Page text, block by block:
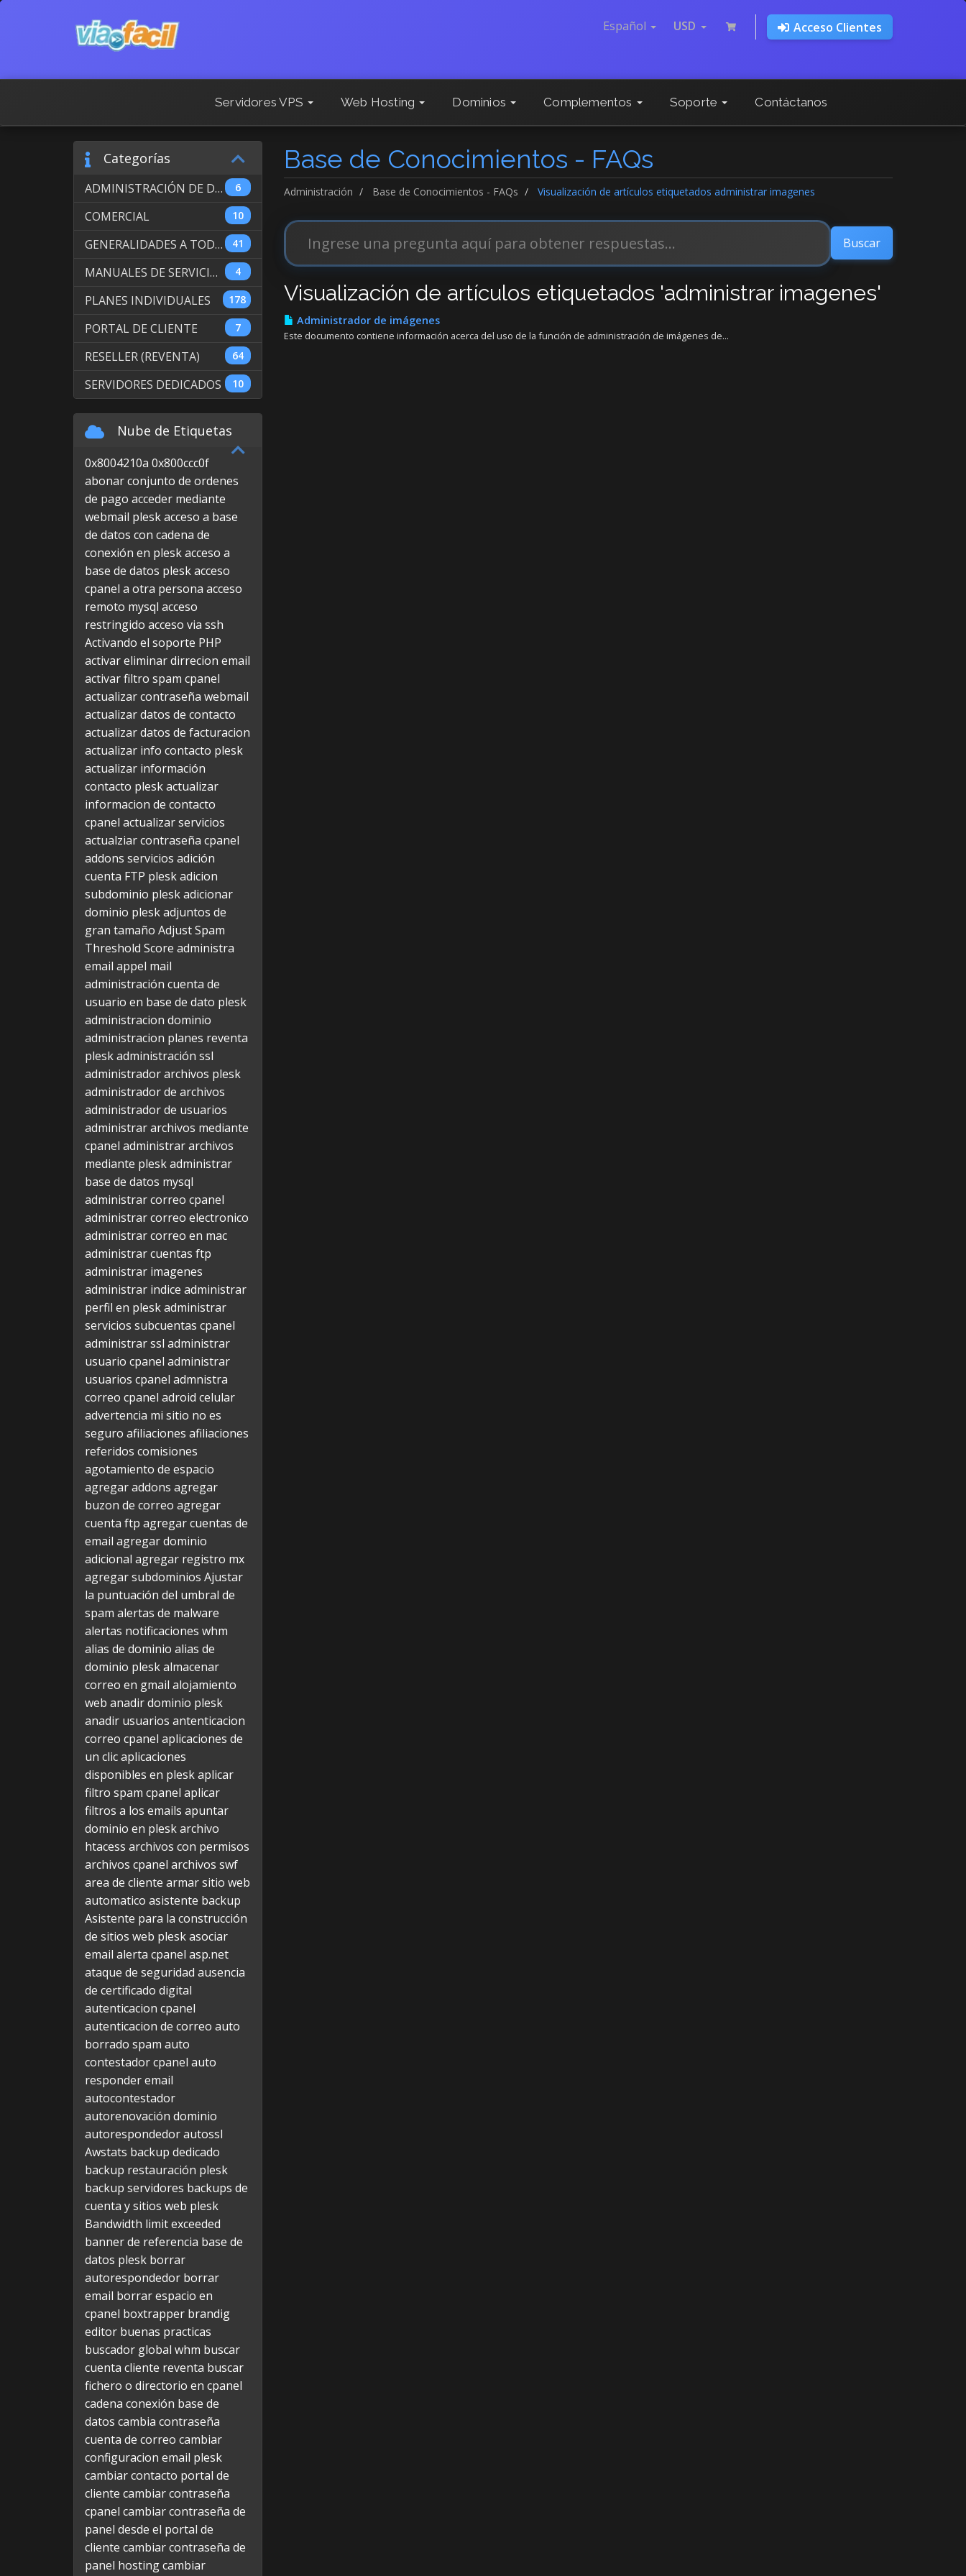
Español USD Acceso Clientes
Servidores VPS Web Hosting Dominios Complementos Soporte Contáctanos
Base de Conocimientos - FAQs
Administración Base de Conocimientos - FAQs Visualización de artículos etiquetados administrar imagenes
Categorías
6
ADMINISTRACIÓN DE DOMINIOS INTERNACIONALES
10
COMERCIAL
41
GENERALIDADES A TODOS LOS SERVICIOS
4
MANUALES DE SERVICIO DE WEB HOSTING
178
PLANES INDIVIDUALES
7
PORTAL DE CLIENTE
64
RESELLER (REVENTA)
10
SERVIDORES DEDICADOS
Visualización de artículos etiquetados 'administrar imagenes'
Administrador de imágenes
Este documento contiene información acerca del uso de la función de administración de imágenes de...
Nube de Etiquetas
0x8004210a 0x800ccc0f
abonar conjunto de ordenes
de pago acceder mediante
webmail pleskacceso a base
de datos con cadena de
conexión en pleskacceso a
base de datos pleskacceso
cpanel a otra persona acceso
remoto mysql acceso
restringido acceso via ssh
Activando el soporte PHP
activar eliminar dirrecion email
activar filtro spam cpanel
actualizar contraseña webmail
actualizar datos de contacto
actualizar datos de facturacion
actualizar info contacto plesk
actualizar información
contacto pleskactualizar
informacion de contacto
cpanel actualizar servicios
actualziar contraseña cpanel
addons servicios adición
cuenta FTP pleskadicion
subdominio pleskadicionar
dominio pleskadjuntos de
gran tamaño Adjust Spam
Threshold Score administra
email appel mail
administración cuenta de
usuario en base de dato plesk
administracion dominio
administracion planes reventa
pleskadministración ssl
administrador archivos plesk
administrador de archivos
administrador de usuarios
administrar archivos mediante
cpanel administrar archivos
mediante pleskadministrar
base de datos mysql
administrar correo cpanel
administrar correo electronico
administrar correo en mac
administrar cuentas ftp
administrar imagenes
administrar indice administrar
perfil en pleskadministrar
servicios subcuentas cpanel
administrar ssl administrar
usuario cpanel administrar
usuarios cpanel admnistra
correo cpanel adroid celular
advertencia mi sitio no es
seguro afiliaciones afiliaciones
referidos comisiones
agotamiento de espacio
agregar addons agregar
buzon de correo agregar
cuenta ftp agregar cuentas de
email agregar dominio
adicional agregar registro mx
agregar subdominios Ajustar
la puntuación del umbral de
spam alertas de malware
alertas notificaciones whm
alias de dominio alias de
dominio pleskalmacenar
correo en gmail alojamiento
web anadir dominio plesk
anadir usuarios antenticacion
correo cpanel aplicaciones de
un clicaplicaciones
disponibles en pleskaplicar
filtro spam cpanel aplicar
filtros a los emails apuntar
dominio en pleskarchivo
htacess archivos con permisos
archivos cpanel archivos swf
area de cliente armar sitio web
automatico asistente backup
Asistente para la construcción
de sitios web pleskasociar
email alerta cpanel asp.net
ataque de seguridad ausencia
de certificado digital
autenticacion cpanel
autenticacion de correo auto
borrado spam auto
contestador cpanel auto
responder email
autocontestador
autorenovación dominio
autorespondedorautossl
Awstats backup dedicado
backup restauración plesk
backup servidores backups de
cuenta y sitios web plesk
Bandwidth limit exceeded
banner de referencia base de
datos plesk borrar
autorespondedor borrar
email borrar espacio en
cpanel boxtrapper brandig
editor buenas practicas
buscador global whm buscar
cuenta cliente reventa buscar
fichero o directorio en cpanel
cadena conexión base de
datos cambia contraseña
cuenta de correo cambiar
configuracion email plesk
cambiar contacto portal de
cliente cambiar contraseña
cpanel cambiar contraseña de
panel desde el portal de
cliente cambiar contraseña de
panel hostingcambiar